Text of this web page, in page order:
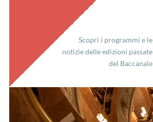
Scopri i programmi e le
notizie delle edizioni passate
del Baccanale